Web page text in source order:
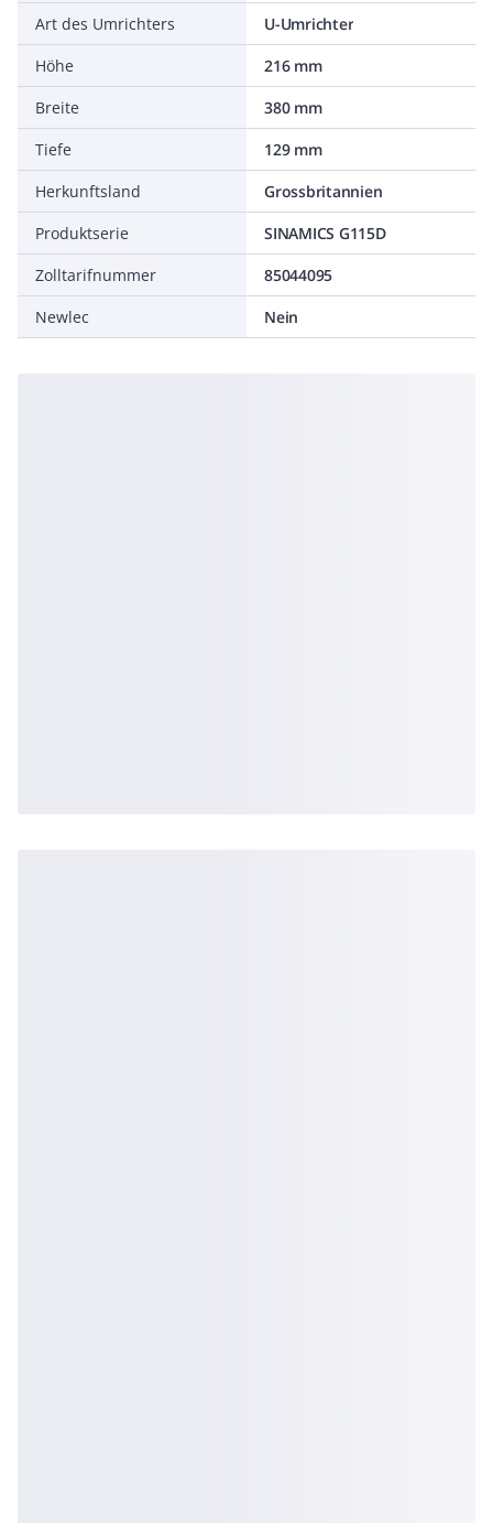
Art des Umrichters
U-Umrichter
Höhe
216 mm
Breite
380 mm
Tiefe
129 mm
Herkunftsland
Grossbritannien
Produktserie
SINAMICS G115D
Zolltarifnummer
85044095
Newlec
Nein